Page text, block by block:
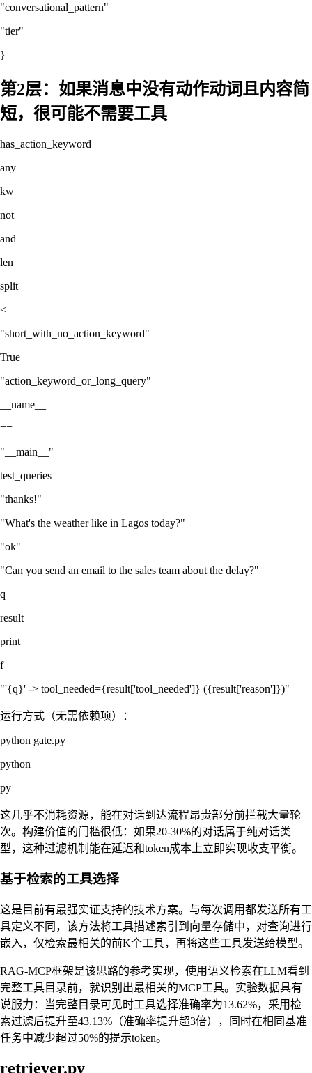
"conversational_pattern"
"tier"
}
第2层：如果消息中没有动作动词且内容简
短，很可能不需要工具
has_action_keyword
any
kw
not
and
len
split
<
"short_with_no_action_keyword"
True
"action_keyword_or_long_query"
__name__
==
"__main__"
test_queries
"thanks!"
"What's the weather like in Lagos today?"
"ok"
"Can you send an email to the sales team about the delay?"
q
result
print
f
"'{q}' -> tool_needed={result['tool_needed']} ({result['reason']})"
运行方式（无需依赖项）：
python gate.py
python
py
这几乎不消耗资源，能在对话到达流程昂贵部分前拦截大量轮
次。构建价值的门槛很低：如果20-30%的对话属于纯对话类
型，这种过滤机制能在延迟和token成本上立即实现收支平衡。
基于检索的工具选择
这是目前有最强实证支持的技术方案。与每次调用都发送所有工
具定义不同，该方法将工具描述索引到向量存储中，对查询进行
嵌入，仅检索最相关的前K个工具，再将这些工具发送给模型。
RAG-MCP框架是该思路的参考实现，使用语义检索在LLM看到
完整工具目录前，就识别出最相关的MCP工具。实验数据具有
说服力：当完整目录可见时工具选择准确率为13.62%，采用检
索过滤后提升至43.13%（准确率提升超3倍），同时在相同基准
任务中减少超过50%的提示token。
retriever.py